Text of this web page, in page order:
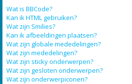
Wat is BBCode?
Kan ik HTML gebruiken?
Wat zijn Smilies?
Kan ik afbeeldingen plaatsen?
Wat zijn globale mededelingen?
Wat zijn mededelingen?
Wat zijn sticky onderwerpen?
Wat zijn gesloten onderwerpen?
Wat zijn onderwerpiconen?